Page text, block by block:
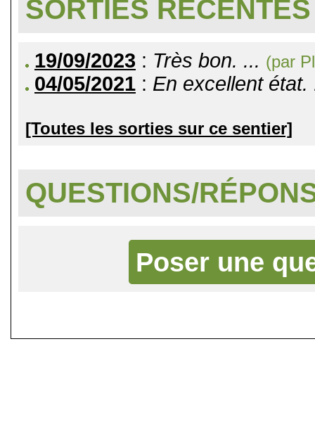
SORTIES RÉCENTES
19/09/2023 : Très bon. ... (par
04/05/2021 : En excellent
[Toutes les sorties sur ce sentier]
QUESTIONS/
Poser une